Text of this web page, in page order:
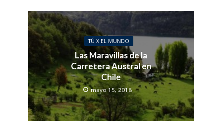
TÚ X EL MUNDO
Las Maravillas de la
Carretera Austral en
Chile
mayo 15, 2018